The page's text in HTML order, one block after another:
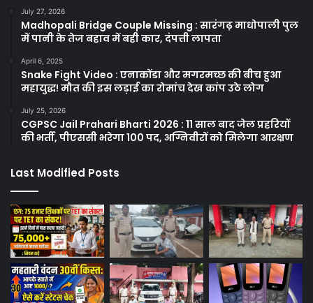
July 27, 2026
Madhopali Bridge Couple Missing : सारंगढ़ माधोपाली पुल
में पानी के तेज बहाव में बही कार, दंपत्ती लापता
April 6, 2025
Snake Fight Video : एनाकोंडा और मगरमच्छ की बीच हुआ
महायुद्ध! मौत की इस लड़ाई का रोमांच देख कांप उठे लोग
July 25, 2026
CGPSC Jail Prahari Bharti 2026 : 11 साल बाद जेल प्रहरियों
की भर्ती, पीएससी भरेगा 100 पद, अग्निवीरों को मिलेगा आरक्षण
Last Modified Posts